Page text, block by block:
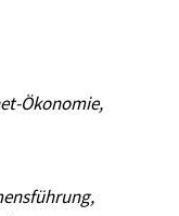
Ökonomie,